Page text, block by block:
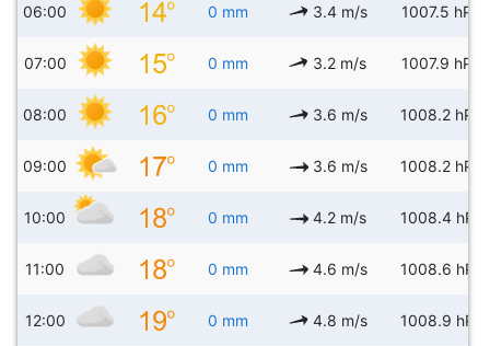
06:00 0 mm 3.4 m/s 1007.5 hPa
07:00 0 mm 3.2 m/s 1007.9 hPa
08:00 0 mm 3.6 m/s 1008.2 hPa
09:00 0 mm 3.6 m/s 1008.2 hPa
10:00 0 mm 4.2 m/s 1008.4 hPa
11:00 0 mm 4.6 m/s 1008.6 hPa
12:00 0 mm 4.8 m/s 1008.9 hPa